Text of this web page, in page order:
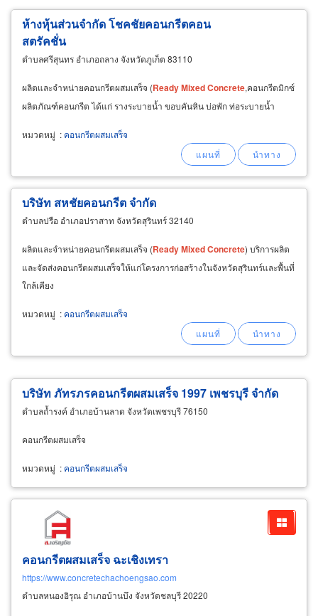
ห้างหุ้นส่วนจำกัด โชคชัยคอนกรีตคอน
สตรัคชั่น
ตำบลศรีสุนทร อำเภอถลาง จังหวัดภูเก็ต 83110
ผลิตและจำหน่ายคอนกรีตผสมเสร็จ (ReadyMixedConcrete,คอนกรีตมิกซ์
ผลิตภัณฑ์คอนกรีต ได้แก่ รางระบายน้ำ ขอบคันหิน บ่อพัก ท่อระบายน้ำ
หมวดหมู่ : คอนกรีตผสมเสร็จ
บริษัท สหชัยคอนกรีต จำกัด
ตำบลปรือ อำเภอปราสาท จังหวัดสุรินทร์ 32140
ผลิตและจำหน่ายคอนกรีตผสมเสร็จ (ReadyMixedConcrete) บริการผลิต
และจัดส่งคอนกรีตผสมเสร็จให้แก่โครงการก่อสร้างในจังหวัดสุรินทร์และพื้นที่
ใกล้เคียง
หมวดหมู่ : คอนกรีตผสมเสร็จ
บริษัท ภัทรภรคอนกรีตผสมเสร็จ 1997 เพชรบุรี จำกัด
ตำบลถ้ำรงค์ อำเภอบ้านลาด จังหวัดเพชรบุรี 76150
คอนกรีตผสมเสร็จ
หมวดหมู่ : คอนกรีตผสมเสร็จ
คอนกรีตผสมเสร็จ ฉะเชิงเทรา
https://www.concretechachoengsao.com
ตำบลหนองอิรุณ อำเภอบ้านบึง จังหวัดชลบุรี 20220